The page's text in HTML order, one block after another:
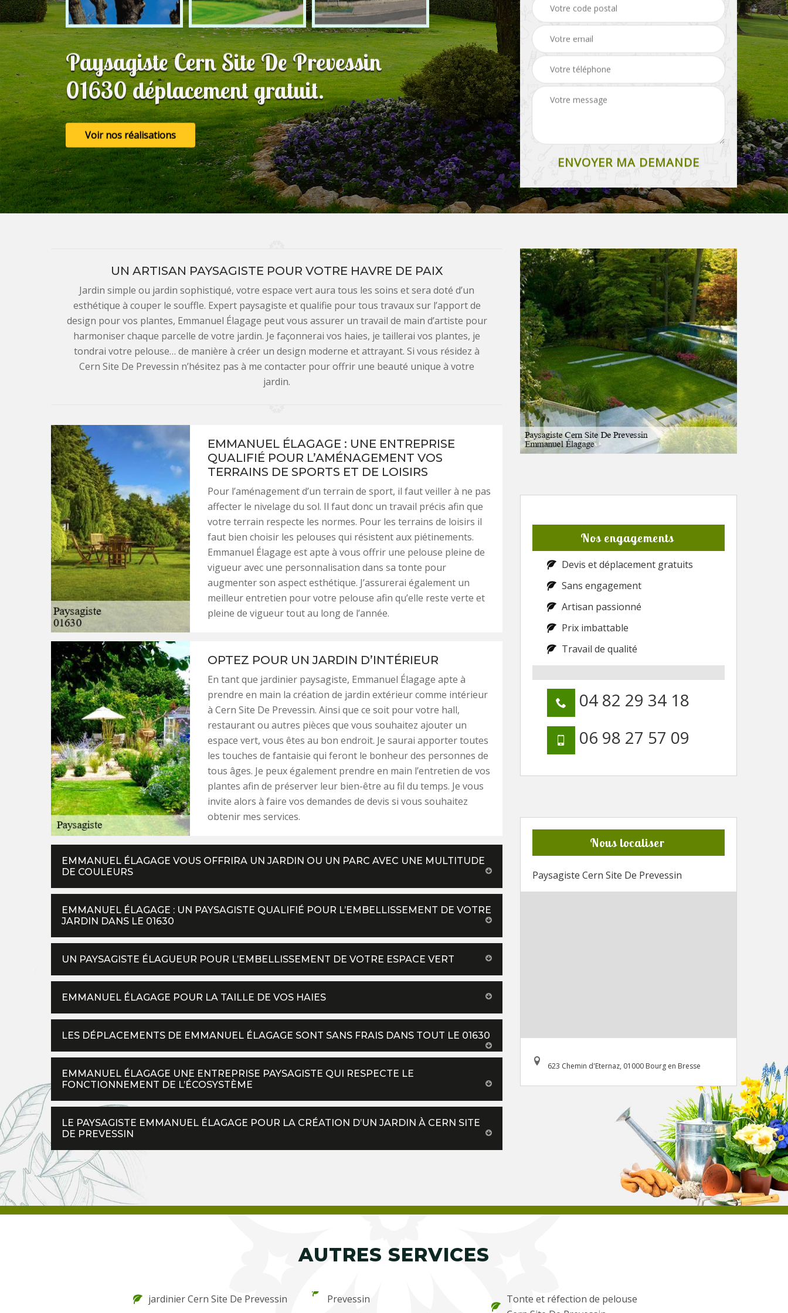
Paysagiste Cern Site De Prevessin
01630 déplacement gratuit.
Voir nos réalisations
UN ARTISAN PAYSAGISTE POUR VOTRE HAVRE DE PAIX
Jardin simple ou jardin sophistiqué, votre espace vert aura tous les soins et sera doté d’un
esthétique à couper le souffle. Expert paysagiste et qualifie pour tous travaux sur l’apport de
design pour vos plantes, Emmanuel Élagage peut vous assurer un travail de main d’artiste pour
harmoniser chaque parcelle de votre jardin. Je façonnerai vos haies, je taillerai vos plantes, je
tondrai votre pelouse… de manière à créer un design moderne et attrayant. Si vous résidez à
Cern Site De Prevessin n’hésitez pas à me contacter pour offrir une beauté unique à votre
jardin.
EMMANUEL ÉLAGAGE : UNE ENTREPRISE
QUALIFIÉ POUR L’AMÉNAGEMENT VOS
TERRAINS DE SPORTS ET DE LOISIRS
Pour l’aménagement d’un terrain de sport, il faut veiller à ne pas
affecter le nivelage du sol. Il faut donc un travail précis afin que
votre terrain respecte les normes. Pour les terrains de loisirs il
faut bien choisir les pelouses qui résistent aux piétinements.
Emmanuel Élagage est apte à vous offrir une pelouse pleine de
vigueur avec une personnalisation dans sa tonte pour
augmenter son aspect esthétique. J’assurerai également un
meilleur entretien pour votre pelouse afin qu’elle reste verte et
pleine de vigueur tout au long de l’année.
OPTEZ POUR UN JARDIN D’INTÉRIEUR
En tant que jardinier paysagiste, Emmanuel Élagage apte à
prendre en main la création de jardin extérieur comme intérieur
à Cern Site De Prevessin. Ainsi que ce soit pour votre hall,
restaurant ou autres pièces que vous souhaitez ajouter un
espace vert, vous êtes au bon endroit. Je saurai apporter toutes
les touches de fantaisie qui feront le bonheur des personnes de
tous âges. Je peux également prendre en main l’entretien de vos
plantes afin de préserver leur bien-être au fil du temps. Je vous
invite alors à faire vos demandes de devis si vous souhaitez
obtenir mes services.
EMMANUEL ÉLAGAGE VOUS OFFRIRA UN JARDIN OU UN PARC AVEC UNE MULTITUDE
DE COULEURS
EMMANUEL ÉLAGAGE : UN PAYSAGISTE QUALIFIÉ POUR L’EMBELLISSEMENT DE VOTRE
JARDIN DANS LE 01630
UN PAYSAGISTE ÉLAGUEUR POUR L’EMBELLISSEMENT DE VOTRE ESPACE VERT
EMMANUEL ÉLAGAGE POUR LA TAILLE DE VOS HAIES
LES DÉPLACEMENTS DE EMMANUEL ÉLAGAGE SONT SANS FRAIS DANS TOUT LE 01630
EMMANUEL ÉLAGAGE UNE ENTREPRISE PAYSAGISTE QUI RESPECTE LE
FONCTIONNEMENT DE L’ÉCOSYSTÈME
LE PAYSAGISTE EMMANUEL ÉLAGAGE POUR LA CRÉATION D’UN JARDIN À CERN SITE
DE PREVESSIN
Nos engagements
Devis et déplacement gratuits
Sans engagement
Artisan passionné
Prix imbattable
Travail de qualité
04 82 29 34 18
06 98 27 57 09
Nous localiser
Paysagiste Cern Site De Prevessin
623 Chemin d'Eternaz, 01000 Bourg en Bresse
AUTRES SERVICES
jardinier Cern Site De Prevessin Prevessin
Tonte et réfection de pelouse